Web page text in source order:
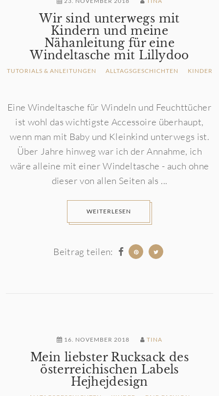
Wir sind unterwegs mit
Kindern und meine
Nähanleitung für eine
Windeltasche mit Lillydoo
TUTORIALS & ANLEITUNGEN ALLTAGSGESCHICHTEN KINDER
Eine Windeltasche für Windeln und Feuchttücher
ist wohl das wichtigste Accessoire überhaupt,
wenn man mit Baby und Kleinkind unterwegs ist.
Über Jahre hinweg war ich der Annahme, ich
wäre alleine mit einer Windeltasche - auch ohne
dieser von allen Seiten als ...
WEITERLESEN
Beitrag teilen:
16. NOVEMBER 2018 TINA
Mein liebster Rucksack des
österreichischen Labels
Hejhejdesign